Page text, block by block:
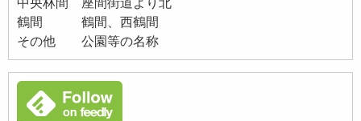
中央林間 座間街道より北
鶴間 鶴間、西鶴間
その他 公園等の名称